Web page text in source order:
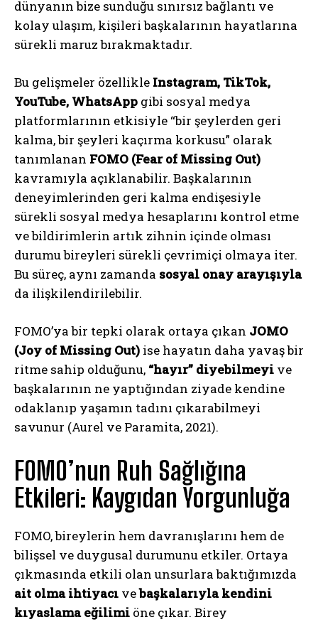
dünyanın bize sunduğu sınırsız bağlantı ve
kolay ulaşım, kişileri başkalarının hayatlarına
sürekli maruz bırakmaktadır.
Bu gelişmeler özellikle Instagram, TikTok,
YouTube, WhatsApp gibi sosyal medya
platformlarının etkisiyle “bir şeylerden geri
kalma, bir şeyleri kaçırma korkusu” olarak
tanımlanan FOMO (Fear of Missing Out)
kavramıyla açıklanabilir. Başkalarının
deneyimlerinden geri kalma endişesiyle
sürekli sosyal medya hesaplarını kontrol etme
ve bildirimlerin artık zihnin içinde olması
durumu bireyleri sürekli çevrimiçi olmaya iter.
Bu süreç, aynı zamanda sosyal onay arayışıyla
da ilişkilendirilebilir.
FOMO’ya bir tepki olarak ortaya çıkan JOMO
(Joy of Missing Out) ise hayatın daha yavaş bir
ritme sahip olduğunu, “hayır” diyebilmeyi ve
başkalarının ne yaptığından ziyade kendine
odaklanıp yaşamın tadını çıkarabilmeyi
savunur (Aurel ve Paramita, 2021).
FOMO’nun Ruh Sağlığına
Etkileri: Kaygıdan Yorgunluğa
FOMO, bireylerin hem davranışlarını hem de
bilişsel ve duygusal durumunu etkiler. Ortaya
çıkmasında etkili olan unsurlara baktığımızda
ait olma ihtiyacı vebaşkalarıyla kendini
kıyaslama eğilimi öne çıkar. Birey